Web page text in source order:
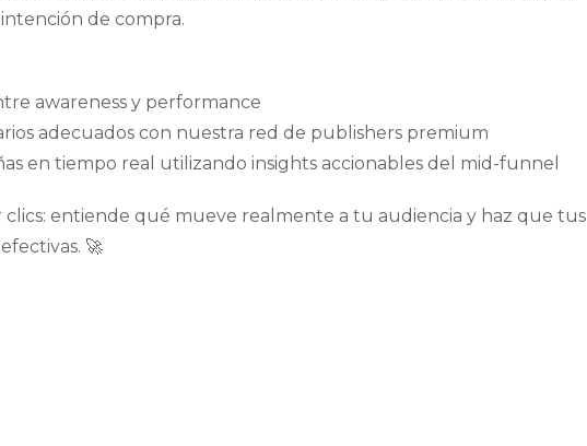
de compra.
awareness y performance
adecuados con nuestra red de publishers premium
en tiempo real utilizando insights accionables del mid-funnel
clics: entiende qué mueve realmente a tu audiencia y haz que tus
🚀